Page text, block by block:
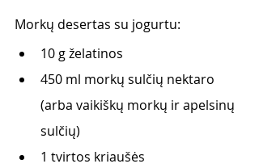
Morkų desertas su jogurtu:
10 g želatinos
450 ml morkų sulčių nektaro
(arba vaikiškų morkų ir apelsinų
sulčių)
1 tvirtos kriaušės